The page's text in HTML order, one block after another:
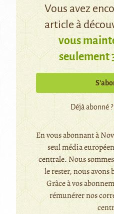
Vous avez
article à
vous
seulement
Déjà abonné ?
En vous abonnant à
seul média
centrale. Nous
le rester, nous avons
Grâce à vos
rémunérer nos